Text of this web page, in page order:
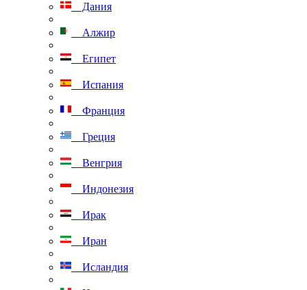
Дания
Алжир
Египет
Испания
Франция
Греция
Венгрия
Индонезия
Ирак
Иран
Исландия